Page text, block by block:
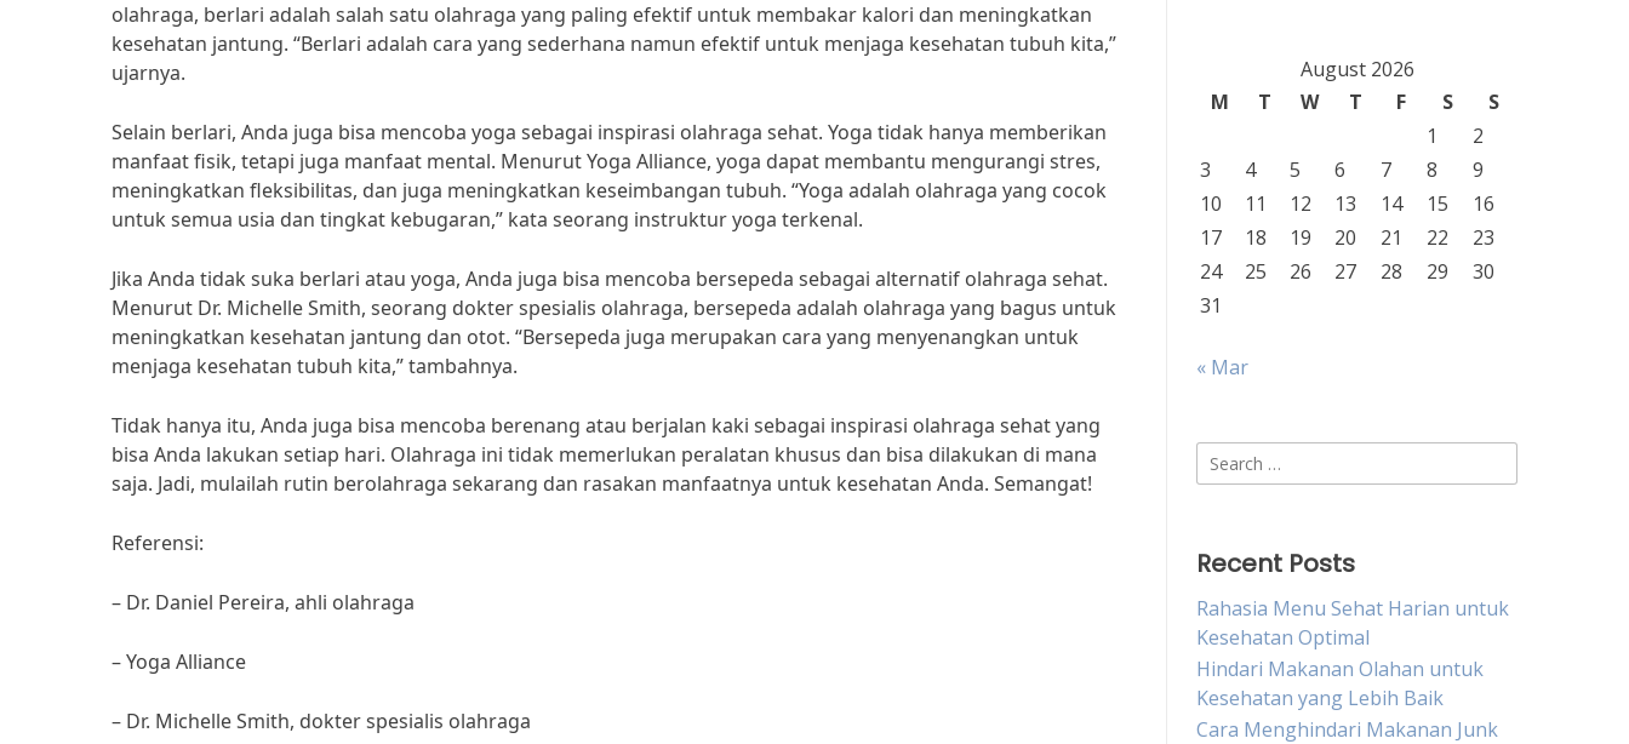
olahraga, berlari adalah salah satu olahraga yang paling efektif untuk membakar kalori dan meningkatkan
kesehatan jantung. “Berlari adalah cara yang sederhana namun efektif untuk menjaga kesehatan tubuh kita,”
ujarnya.
Selain berlari, Anda juga bisa mencoba yoga sebagai inspirasi olahraga sehat. Yoga tidak hanya memberikan
manfaat fisik, tetapi juga manfaat mental. Menurut Yoga Alliance, yoga dapat membantu mengurangi stres,
meningkatkan fleksibilitas, dan juga meningkatkan keseimbangan tubuh. “Yoga adalah olahraga yang cocok
untuk semua usia dan tingkat kebugaran,” kata seorang instruktur yoga terkenal.
Jika Anda tidak suka berlari atau yoga, Anda juga bisa mencoba bersepeda sebagai alternatif olahraga sehat.
Menurut Dr. Michelle Smith, seorang dokter spesialis olahraga, bersepeda adalah olahraga yang bagus untuk
meningkatkan kesehatan jantung dan otot. “Bersepeda juga merupakan cara yang menyenangkan untuk
menjaga kesehatan tubuh kita,” tambahnya.
Tidak hanya itu, Anda juga bisa mencoba berenang atau berjalan kaki sebagai inspirasi olahraga sehat yang
bisa Anda lakukan setiap hari. Olahraga ini tidak memerlukan peralatan khusus dan bisa dilakukan di mana
saja. Jadi, mulailah rutin berolahraga sekarang dan rasakan manfaatnya untuk kesehatan Anda. Semangat!
Referensi:
– Dr. Daniel Pereira, ahli olahraga
– Yoga Alliance
– Dr. Michelle Smith, dokter spesialis olahraga
August 2026
M
T W T F S
S
1
2
3
4 5 6 7 8
9
10
11 12 13 14 15
16
17
18 19 20 21 22
23
24
25 26 27 28 29
30
31
« Mar
Search
for:
Recent Posts
Rahasia Menu Sehat Harian untuk
Kesehatan Optimal
Hindari Makanan Olahan untuk
Kesehatan yang Lebih Baik
Cara Menghindari Makanan Junk